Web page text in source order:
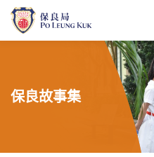
保良故事集